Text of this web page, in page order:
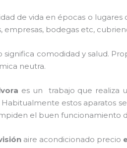
de vida en épocas o
empresas, bodegas etc,
comodidad y salud.
neutra.
es un
trabajo que realiza
estos aparatos
el buen
aire acondicionado precio